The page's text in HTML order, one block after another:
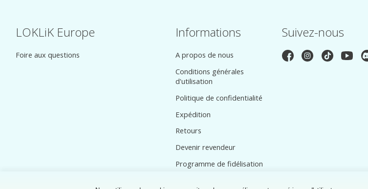
LOKLiK Europe
Foire aux questions
Informations
A propos de nous
Conditions générales
d'utilisation
Politique de confidentialité
Expédition
Retours
Devenir revendeur
Programme de fidélisation
Suivez-nous